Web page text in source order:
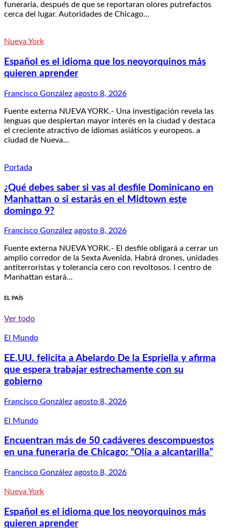
funeraria, después de que se reportaran olores putrefactos
cerca del lugar. Autoridades de Chicago…
Nueva York
Español es el idioma que los neoyorquinos más
quieren aprender
Francisco González agosto 8, 2026
Fuente externa NUEVA YORK.- Una investigación revela las
lenguas que despiertan mayor interés en la ciudad y destaca
el creciente atractivo de idiomas asiáticos y europeos. a
ciudad de Nueva…
Portada
¿Qué debes saber si vas al desfile Dominicano en
Manhattan o si estarás en el Midtown este
domingo 9?
Francisco González agosto 8, 2026
Fuente externa NUEVA YORK.- El desfile obligará a cerrar un
amplio corredor de la Sexta Avenida. Habrá drones, unidades
antiterroristas y tolerancia cero con revoltosos. l centro de
Manhattan estará…
EL PAÍS
Ver todo
El Mundo
EE.UU. felicita a Abelardo De la Espriella y afirma
que espera trabajar estrechamente con su
gobierno
Francisco González agosto 8, 2026
El Mundo
Encuentran más de 50 cadáveres descompuestos
en una funeraria de Chicago: “Olía a alcantarilla”
Francisco González agosto 8, 2026
Nueva York
Español es el idioma que los neoyorquinos más
quieren aprender